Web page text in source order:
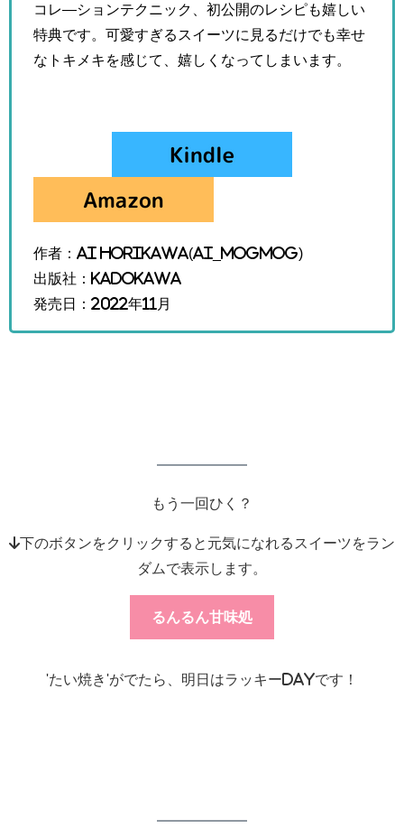
コレ―ションテクニック、初公開のレシピも嬉しい
特典です。可愛すぎるスイーツに見るだけでも幸せ
なトキメキを感じて、嬉しくなってしまいます。
作者：Ai Horikawa(ai_mogmog)
出版社：KADOKAWA
発売日：2022年11月
もう一回ひく？
↓下のボタンをクリックすると元気になれるスイーツをラン
ダムで表示します。
るんるん甘味処
'たい焼き'がでたら、明日はラッキーdayです！